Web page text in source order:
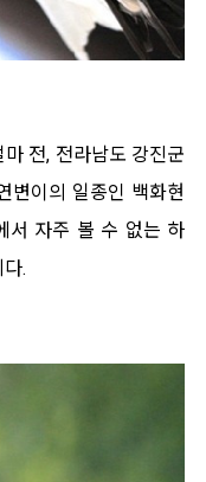
마 전, 전라남도 강진군
변이의 일종인 백화현
서 자주 볼 수 없는 하
.